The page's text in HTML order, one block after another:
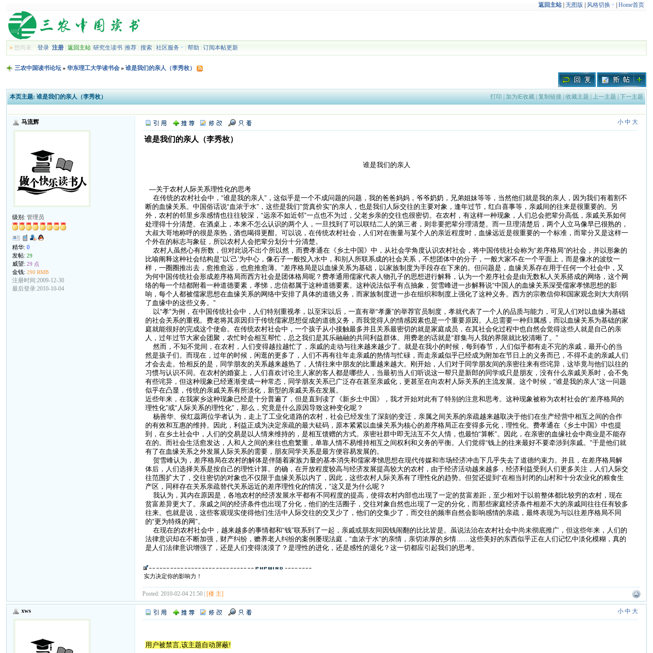
返回主站| 无图版 风格切换 Home首页
» 您尚未登录 注册 |返回主站 |研究生读书 |推荐 |搜索 |社区服务 |帮助 |订阅本帖更新
三农中国读书论坛 »华东理工大学读书会 »谁是我们的亲人（李秀枚）
本页主题: 谁是我们的亲人（李秀枚） 打印 | 加为IE收藏| 复制链接| 收藏主题 | 上一主题 | 下一主题
马流辉
级别:管理员
精华:0
发帖:29
威望:29 点
金钱:290 RMB
注册时间:2009-12-30
最后登录:2010-10-04
小 中 大
谁是我们的亲人（李秀枚）
谁是我们的亲人
—关于农村人际关系理性化的思考
在传统的农村社会中，“谁是我的亲人”，这似乎是一个不成问题的问题，我的爸爸妈妈，爷爷奶奶，兄弟姐妹等等，当然他们就是我的亲人，因为我们有着割不
断的血缘关系。中国俗话说“血浓于水”，这些是我们”货真价实”的亲人，也是我们人际交往的主要对象，逢年过节，红白喜事等，亲戚间的往来是很重要的。另
外，农村的邻里乡亲感情也往往较深，“远亲不如近邻”一点也不为过，父老乡亲的交往也很密切。在农村，有这样一种现象，人们总会把辈分高低，亲戚关系如何
处理得十分清楚。在酒桌上，本来不怎么认识的两个人，一旦找到了可以联结二人的第三者，则非要把辈分理清楚。而一旦理清楚后，两个人立马像早已很熟的，
大叔大哥地称呼的很是亲热，酒也喝得更酣。可以说，在传统农村社会，人们对在衡量与某个人的亲近程度时，血缘远近是很重要的一个标准，而辈分又是这样一
个外在的标志与象征，所以农村人会把辈分划分十分清楚。
农村人虽然心有所数，但对此说不出个所以然，而费孝通在《乡土中国》中，从社会学角度认识农村社会，将中国传统社会称为“差序格局”的社会，并以形象的
比喻阐释这种社会结构是“以‘己’为中心，像石子一般投入水中，和别人所联系成的社会关系，不想团体中的分子，一般大家不在一个平面上，而是像水的波纹一
样，一圈圈推出去，愈推愈远，也愈推愈薄。”差序格局是以血缘关系为基础，以家族制度为手段存在下来的。但问题是，血缘关系存在用于任何一个社会中，又
为何中国传统社会形成差序格局而西方社会是团体格局呢？费孝通用儒家代表人物孔子的思想进行解释，认为一个差序社会是由无数私人关系搭成的网络，这个网
络的每一个结都附着一种道德要素，孝悌，忠信都属于这种道德要素。这种说法似乎有点抽象，贺雪峰进一步解释说“中国人的血缘关系深受儒家孝悌思想的影
响，每个人都被儒家思想在血缘关系的网络中安排了具体的道德义务，而家族制度进一步在组织和制度上强化了这种义务。西方的宗教信仰和国家观念则大大削弱
了血缘中的这些义务。”
以“孝”为例，在中国传统社会中，人们特别重视孝，以至宋以后，一直有举“孝廉”的举荐官员制度，孝就代表了一个人的品质与能力，可见人们对以血缘为基础
的社会关系的重视。费老将其原因归于传统儒家思想促成的道德义务，而我觉得人的情感因素也是一个重要原因。人总需要一种归属感，而以血缘关系为基础的家
庭就能很好的完成这个使命。在传统农村社会中，一个孩子从小接触最多并且关系最密切的就是家庭成员，在其社会化过程中也自然会觉得这些人就是自己的亲
人，过年过节大家会团聚，农忙时会相互帮忙，总之我们是其乐融融的共同利益群体。用费老的话就是“群集与人我的界限就比较清晰了。”
然而，不知不觉间，在农村，人们变得越拉越忙了，亲戚的走动与往来越来越少了。就是在我小的时候，每到春节，人们似乎都有走不完的亲戚，最开心的当
然是孩子们。而现在，过年的时候，闲逛的更多了，人们不再有往年走亲戚的热情与忙碌，而走亲戚似乎已经成为附加在节日上的义务而已，不得不走的亲戚人们
才会去走。恰相反的是，同学朋友的关系越来越热了，人情往来中朋友的比重越来越大。刚开始，人们对于同学朋友间的亲密往来有些诧异，这毕竟与他们以往的
习惯与认识不同。在农村的婚宴上，人们喜欢讨论主人家的客人都是哪些人，当最初当人们听说这一帮只是新郎的同学或只是朋友，没有什么亲戚关系时，会不免
有些诧异，但这种现象已经逐渐变成一种常态，同学朋友关系已广泛存在甚至亲戚化，更甚至在向农村人际关系的主流发展。这个时候，“谁是我的亲人”这一问题
似乎在凸显，传统的亲戚关系有所淡化，新型的亲戚关系在发展。
近些年来，在我家乡这种现象已经是十分普遍了，但是直到读了《新乡土中国》，我才开始对此有了特别的注意和思考。这种现象被称为农村社会的“差序格局的
理性化”或“人际关系的理性化”，那么，究竟是什么原因导致这种变化呢？
杨善华、侯红蕊两位学者认为，走上了工业化道路的农村，社会已经发生了深刻的变迁，亲属之间关系的亲疏越来越取决于他们在生产经营中相互之间的合作
的有效和互惠的维持。因此，利益正成为决定亲疏的最大砝码，原本紧紧以血缘关系为核心的差序格局正在变得多元化，理性化。费孝通在《乡土中国》中也提
到，在乡土社会中，人们的交易是以人情来维持的，是相互馈赠的方式。亲密社群中即无法互不欠人情，也最怕“算帐”。因此，在亲密的血缘社会中商业是不能存
在的。而社会生活愈发达，人和人之间的来往也愈繁重，单靠人情不易维持相互之间权利和义务的平衡。人们觉得“钱上的往来最好不要牵涉到亲戚。”于是他们就
有了在血缘关系之外发展人际关系的需要，朋友同学关系是最方便容易发展的。
贺雪峰认为，差序格局在农村的解体是伴随着家族力量的基本消失和儒家孝悌思想在现代传媒和市场经济冲击下几乎失去了道德约束力。并且，在差序格局解
体后，人们选择关系是按自己的理性计算。的确，在开放程度较高与经济发展提高较大的农村，由于经济活动越来越多，经济利益受到人们更多关注，人们人际交
往范围扩大了，交往密切的对象也不仅限于血缘关系以内了，因此，这些农村人际关系有了理性化的趋势。但贺还提到“在相当封闭的山村和十分农业化的粮食生
产区，同样存在关系亲疏替代关系远近的差序理性化的情况，”这又是为什么呢？
我认为，其内在原因是，各地农村的经济发展水平都有不同程度的提高，使得农村内部也出现了一定的贫富差距，至少相对于以前整体都比较穷的农村，现在
贫富差异更大了。亲戚之间的经济条件也出现了分化，他们的生活圈子，交往对象自然也出现了一定的分化，而那些家庭经济条件相差不大的亲戚间往往任有较多
往来。也就是说，这些客观现实使得他们生活中人际交往的交叉少了，他们的交集少了，而交往的频率自然会影响感情的亲疏，最终表现为与以往差序格局不同
的“更为特殊的网”。
在现在的农村社会中，越来越多的事情都和“钱”联系到了一起，亲戚或朋友间因钱闹翻的比比皆是。虽说法治在农村社会中尚未彻底推广，但这些年来，人们的
法律意识却在不断加强，财产纠纷，赡养老人纠纷的案例屡现法庭，“血浓于水”的亲情，亲切浓厚的乡情……这些美好的东西似乎正在人们记忆中淡化模糊，真的
是人们法律意识增强了，还是人们变得淡漠了？是理性的进化，还是感性的退化？这一切都应引起我们的思考。
实力决定你的影响力！
Posted: 2010-02-04 21:50 |[楼 主]
xws 小 中 大
用户被禁言,该主题自动屏蔽!